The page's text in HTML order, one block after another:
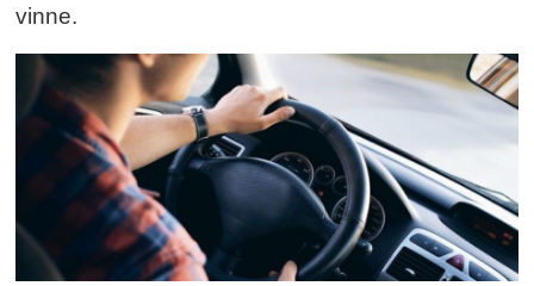
vinne.